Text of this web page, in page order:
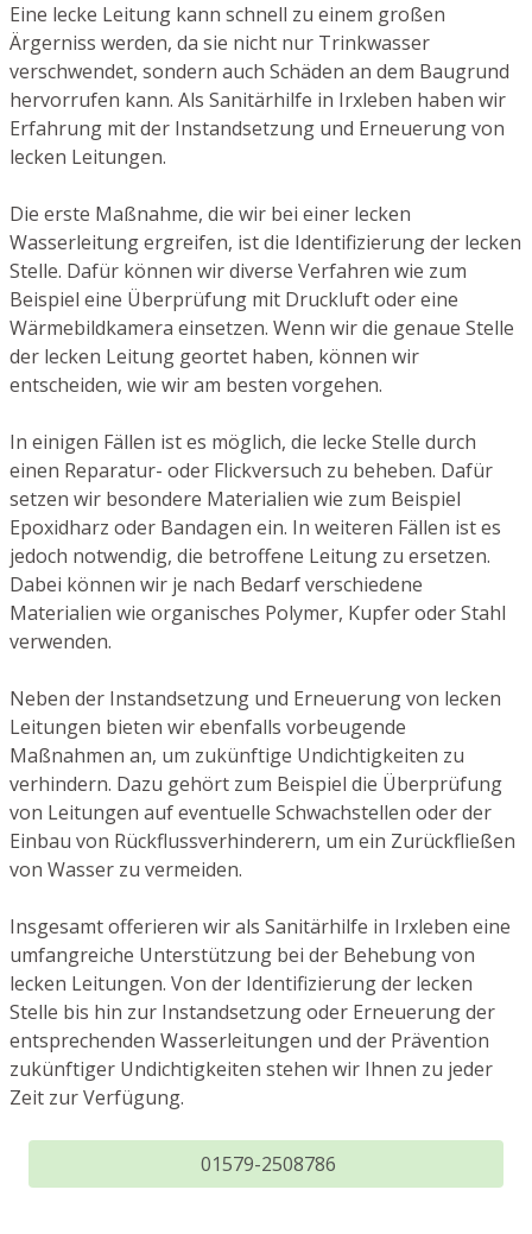
Eine lecke Leitung kann schnell zu einem großen
Ärgerniss werden, da sie nicht nur Trinkwasser
verschwendet, sondern auch Schäden an dem Baugrund
hervorrufen kann. Als Sanitärhilfe in Irxleben haben wir
Erfahrung mit der Instandsetzung und Erneuerung von
lecken Leitungen.
Die erste Maßnahme, die wir bei einer lecken
Wasserleitung ergreifen, ist die Identifizierung der lecken
Stelle. Dafür können wir diverse Verfahren wie zum
Beispiel eine Überprüfung mit Druckluft oder eine
Wärmebildkamera einsetzen. Wenn wir die genaue Stelle
der lecken Leitung geortet haben, können wir
entscheiden, wie wir am besten vorgehen.
In einigen Fällen ist es möglich, die lecke Stelle durch
einen Reparatur- oder Flickversuch zu beheben. Dafür
setzen wir besondere Materialien wie zum Beispiel
Epoxidharz oder Bandagen ein. In weiteren Fällen ist es
jedoch notwendig, die betroffene Leitung zu ersetzen.
Dabei können wir je nach Bedarf verschiedene
Materialien wie organisches Polymer, Kupfer oder Stahl
verwenden.
Neben der Instandsetzung und Erneuerung von lecken
Leitungen bieten wir ebenfalls vorbeugende
Maßnahmen an, um zukünftige Undichtigkeiten zu
verhindern. Dazu gehört zum Beispiel die Überprüfung
von Leitungen auf eventuelle Schwachstellen oder der
Einbau von Rückflussverhinderern, um ein Zurückfließen
von Wasser zu vermeiden.
Insgesamt offerieren wir als Sanitärhilfe in Irxleben eine
umfangreiche Unterstützung bei der Behebung von
lecken Leitungen. Von der Identifizierung der lecken
Stelle bis hin zur Instandsetzung oder Erneuerung der
entsprechenden Wasserleitungen und der Prävention
zukünftiger Undichtigkeiten stehen wir Ihnen zu jeder
Zeit zur Verfügung.
01579-2508786